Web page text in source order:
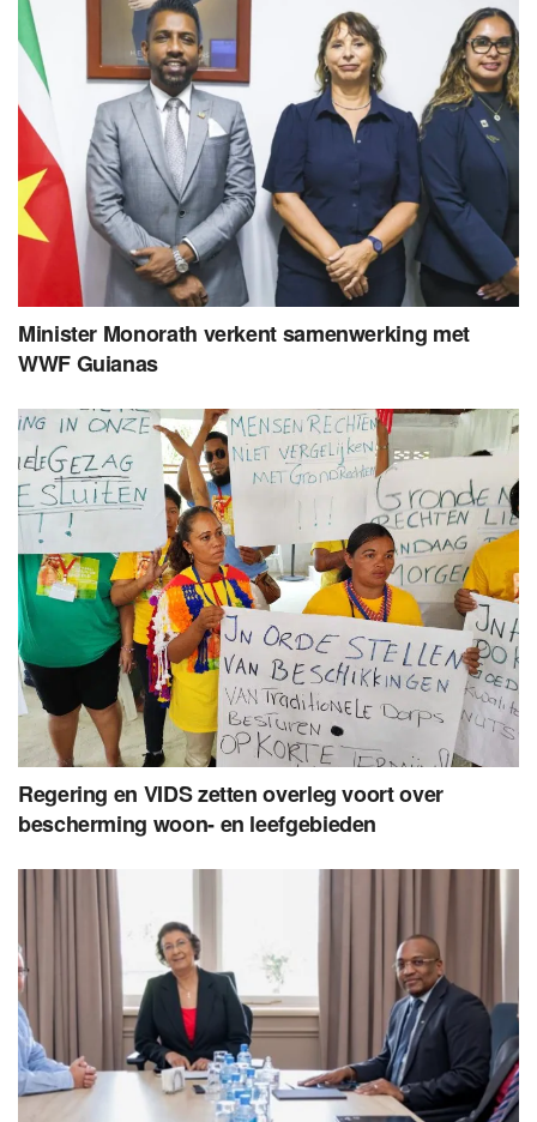
Minister Monorath verkent samenwerking met
WWF Guianas
Regering en VIDS zetten overleg voort over
bescherming woon- en leefgebieden